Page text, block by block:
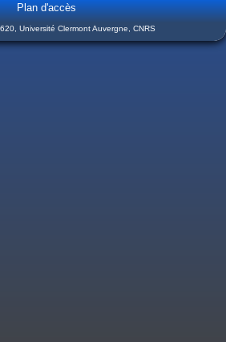
Plan d'accès
Université Clermont Auvergne, CNRS